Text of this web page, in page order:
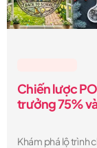
Chiến lược
trưởng 75%
Khám phá lộ trình